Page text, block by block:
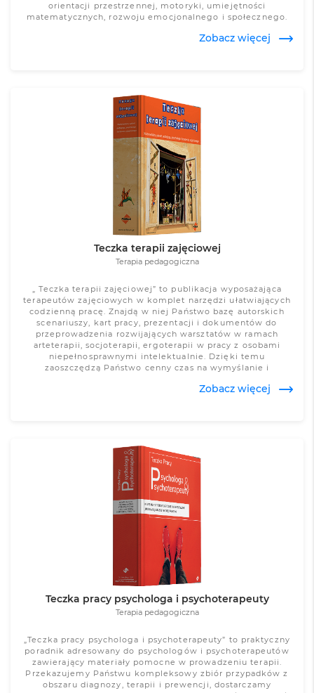
orientacji przestrzennej, motoryki, umiejętności
matematycznych, rozwoju emocjonalnego i społecznego.
zajęcia usprawniające integrację sensoryczną dla dzieci w
Zobacz więcej
Zobacz więcej
Teczka terapii zajęciowej
Terapia pedagogiczna
„ Teczka terapii zajęciowej” to publikacja wyposażająca
terapeutów zajęciowych w komplet narzędzi ułatwiających
codzienną pracę. Znajdą w niej Państwo bazę autorskich
scenariuszy, kart pracy, prezentacji i dokumentów do
przeprowadzenia rozwijających warsztatów w ramach
arteterapii, socjoterapii, ergoterapii w pracy z osobami
niepełnosprawnymi intelektualnie. Dzięki temu
zaoszczędzą Państwo cenny czas na wymyślanie i
bardzo zróżnicowanych potrzebach.
Zobacz więcej
Teczka pracy psychologa i psychoterapeuty
Terapia pedagogiczna
„Teczka pracy psychologa i psychoterapeuty” to praktyczny
poradnik adresowany do psychologów i psychoterapeutów
zawierający materiały pomocne w prowadzeniu terapii.
Przekazujemy Państwu kompleksowy zbiór przypadków z
obszaru diagnozy, terapii i prewencji, dostarczamy